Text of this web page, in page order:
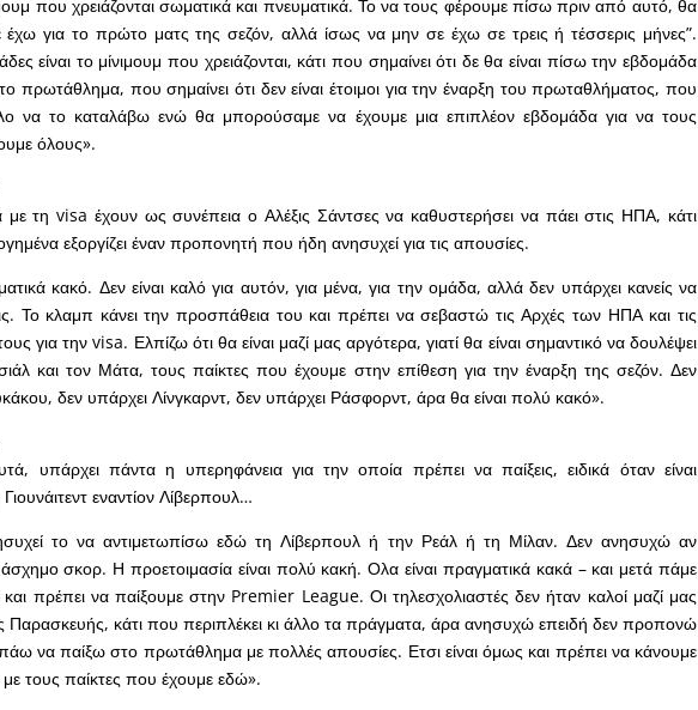
που χρειάζονται σωματικά και πνευματικά. Το να τους φέρουμε πίσω πριν από αυτό, θα
έχω για το πρώτο ματς της σεζόν, αλλά ίσως να μην σε έχω σε τρεις ή τέσσερις μήνες”.
είναι το μίνιμουμ που χρειάζονται, κάτι που σημαίνει ότι δε θα είναι πίσω την εβδομάδα
πρωτάθλημα, που σημαίνει ότι δεν είναι έτοιμοι για την έναρξη του πρωταθλήματος, που
να το καταλάβω ενώ θα μπορούσαμε να έχουμε μια επιπλέον εβδομάδα για να τους
όλους».
τη visa έχουν ως συνέπεια ο Αλέξις Σάντσες να καθυστερήσει να πάει στις ΗΠΑ, κάτι
εξοργίζει έναν προπονητή που ήδη ανησυχεί για τις απουσίες.
κακό. Δεν είναι καλό για αυτόν, για μένα, για την ομάδα, αλλά δεν υπάρχει κανείς να
Το κλαμπ κάνει την προσπάθεια του και πρέπει να σεβαστώ τις Αρχές των ΗΠΑ και τις
για την visa. Ελπίζω ότι θα είναι μαζί μας αργότερα, γιατί θα είναι σημαντικό να δουλέψει
και τον Μάτα, τους παίκτες που έχουμε στην επίθεση για την έναρξη της σεζόν. Δεν
δεν υπάρχει Λίνγκαρντ, δεν υπάρχει Ράσφορντ, άρα θα είναι πολύ κακό».
υπάρχει πάντα η υπερηφάνεια για την οποία πρέπει να παίξεις, ειδικά όταν είναι
εναντίον Λίβερπουλ…
το να αντιμετωπίσω εδώ τη Λίβερπουλ ή την Ρεάλ ή τη Μίλαν. Δεν ανησυχώ αν
σκορ. Η προετοιμασία είναι πολύ κακή. Ολα είναι πραγματικά κακά – και μετά πάμε
και πρέπει να παίξουμε στην Premier League. Οι τηλεσχολιαστές δεν ήταν καλοί μαζί μας
Παρασκευής, κάτι που περιπλέκει κι άλλο τα πράγματα, άρα ανησυχώ επειδή δεν προπονώ
να παίξω στο πρωτάθλημα με πολλές απουσίες. Ετσι είναι όμως και πρέπει να κάνουμε
τους παίκτες που έχουμε εδώ».